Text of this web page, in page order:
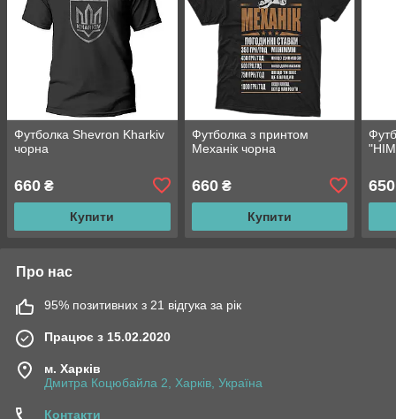
Футболка Shevron Kharkiv
чорна
660 ₴
Купити
Футболка з принтом
Механік чорна
660₴
Купити
650
Про нас
95% позитивних з 21 відгука за рік
Працює з 15.02.2020
м. Харків
Дмитра Коцюбайла 2, Харків, Україна
Контакти